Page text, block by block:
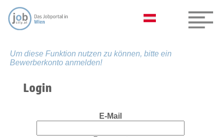
Um diese Funktion nutzen zu können, bitte ein
Bewerberkonto anmelden!
Login
E-Mail